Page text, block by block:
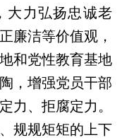
大力弘扬忠诚老
廉洁等价值观，
和党性教育基地
，增强党员干部
力、拒腐定力。
规规矩矩的上下